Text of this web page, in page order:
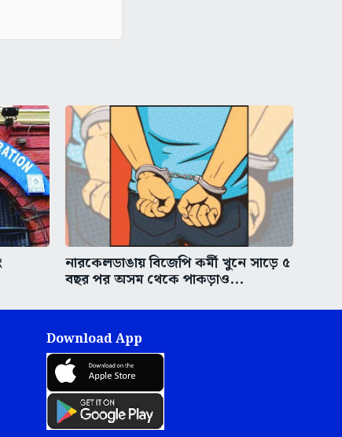
নারকেলডাঙায় বিজেপি কর্মী খুনে সাড়ে ৫
বছর পর অসম থেকে পাকড়াও...
Download App